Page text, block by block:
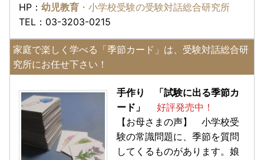
HP： 幼児教育 ・小学校受験の受験対話総合研究所
TEL：03-3203-0215
家庭で楽しく学べる「季節カード」は、受験対話総合研
究所にお任せ下さい！
手作り 「試験に出る季節カ
ード」 好評発売中！
【お母さまの声】 小学校受
験の常識問題に、季節を質問
してくるものがあります。娘